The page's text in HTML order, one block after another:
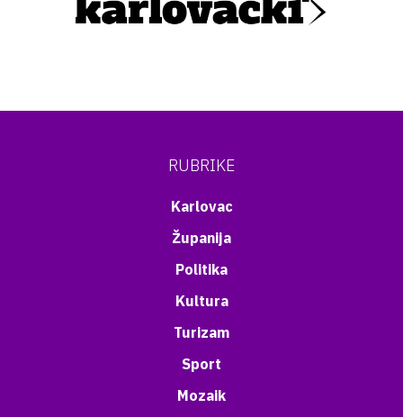
RUBRIKE
Karlovac
Županija
Politika
Kultura
Turizam
Sport
Mozaik